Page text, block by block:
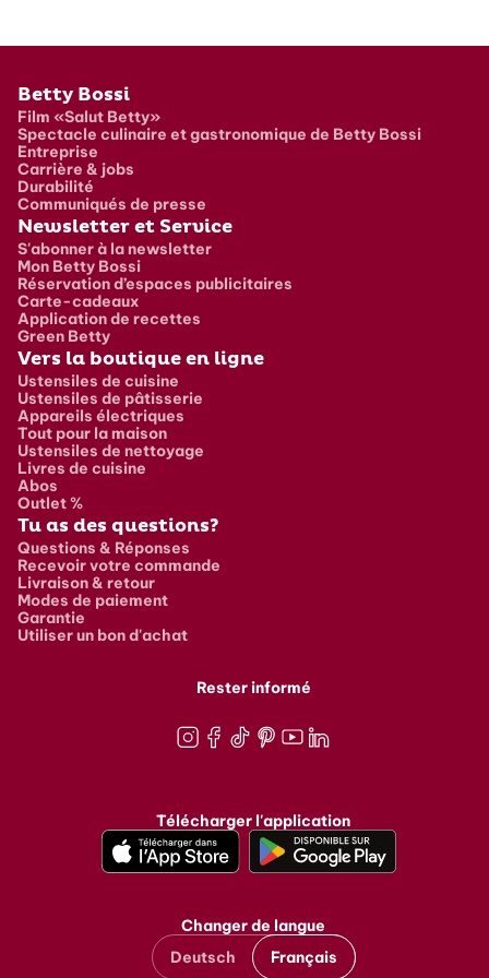
Pied de page
Betty Bossi
Film «Salut Betty»
Spectacle culinaire et gastronomique de Betty Bossi
Entreprise
Carrière & jobs
Durabilité
Communiqués de presse
Newsletter et Service
S'abonner à la newsletter
Mon Betty Bossi
Réservation d’espaces publicitaires
Carte-cadeaux
Application de recettes
Green Betty
Vers la boutique en ligne
Ustensiles de cuisine
Ustensiles de pâtisserie
Appareils électriques
Tout pour la maison
Ustensiles de nettoyage
Livres de cuisine
Abos
Outlet %
Tu as des questions?
Questions & Réponses
Recevoir votre commande
Livraison & retour
Modes de paiement
Garantie
Utiliser un bon d'achat
Rester informé
Télécharger l'application
Changer de langue
Deutsch
Français